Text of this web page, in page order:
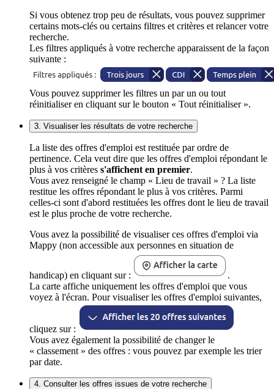
Si vous obtenez trop peu de résultats, vous pouvez supprimer
certains mots-clés ou certains filtres et critères et relancer votre
recherche.
Les filtres appliqués à votre recherche apparaissent de la façon
suivante :
Vous pouvez supprimer les filtres un par un ou tout
réinitialiser en cliquant sur le bouton « Tout réinitialiser ».
3. Visualiser les résultats de votre recherche
La liste des offres d'emploi est restituée par ordre de
pertinence. Cela veut dire que les offres d'emploi répondant le
plus à vos critères s'affichent en premier.
Vous avez renseigné le champ « Lieu de travail » ? La liste
restitue les offres répondant le plus à vos critères. Parmi
celles-ci sont d'abord restituées les offres dont le lieu de travail
est le plus proche de votre recherche.
Vous avez la possibilité de visualiser ces offres d'emploi via
Mappy (non accessible aux personnes en situation de
handicap) en cliquant sur :
.
La carte affiche uniquement les offres d'emploi que vous
voyez à l'écran. Pour visualiser les offres d'emploi suivantes,
cliquez sur :
Vous avez également la possibilité de changer le
« classement » des offres : vous pouvez par exemple les trier
par date.
4. Consulter les offres issues de votre recherche